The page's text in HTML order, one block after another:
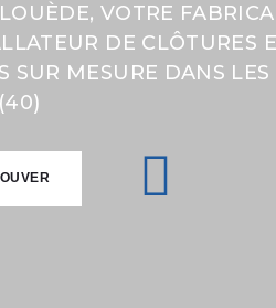
VOTRE
DE CLÔTURES
SUR MESURE DANS LES